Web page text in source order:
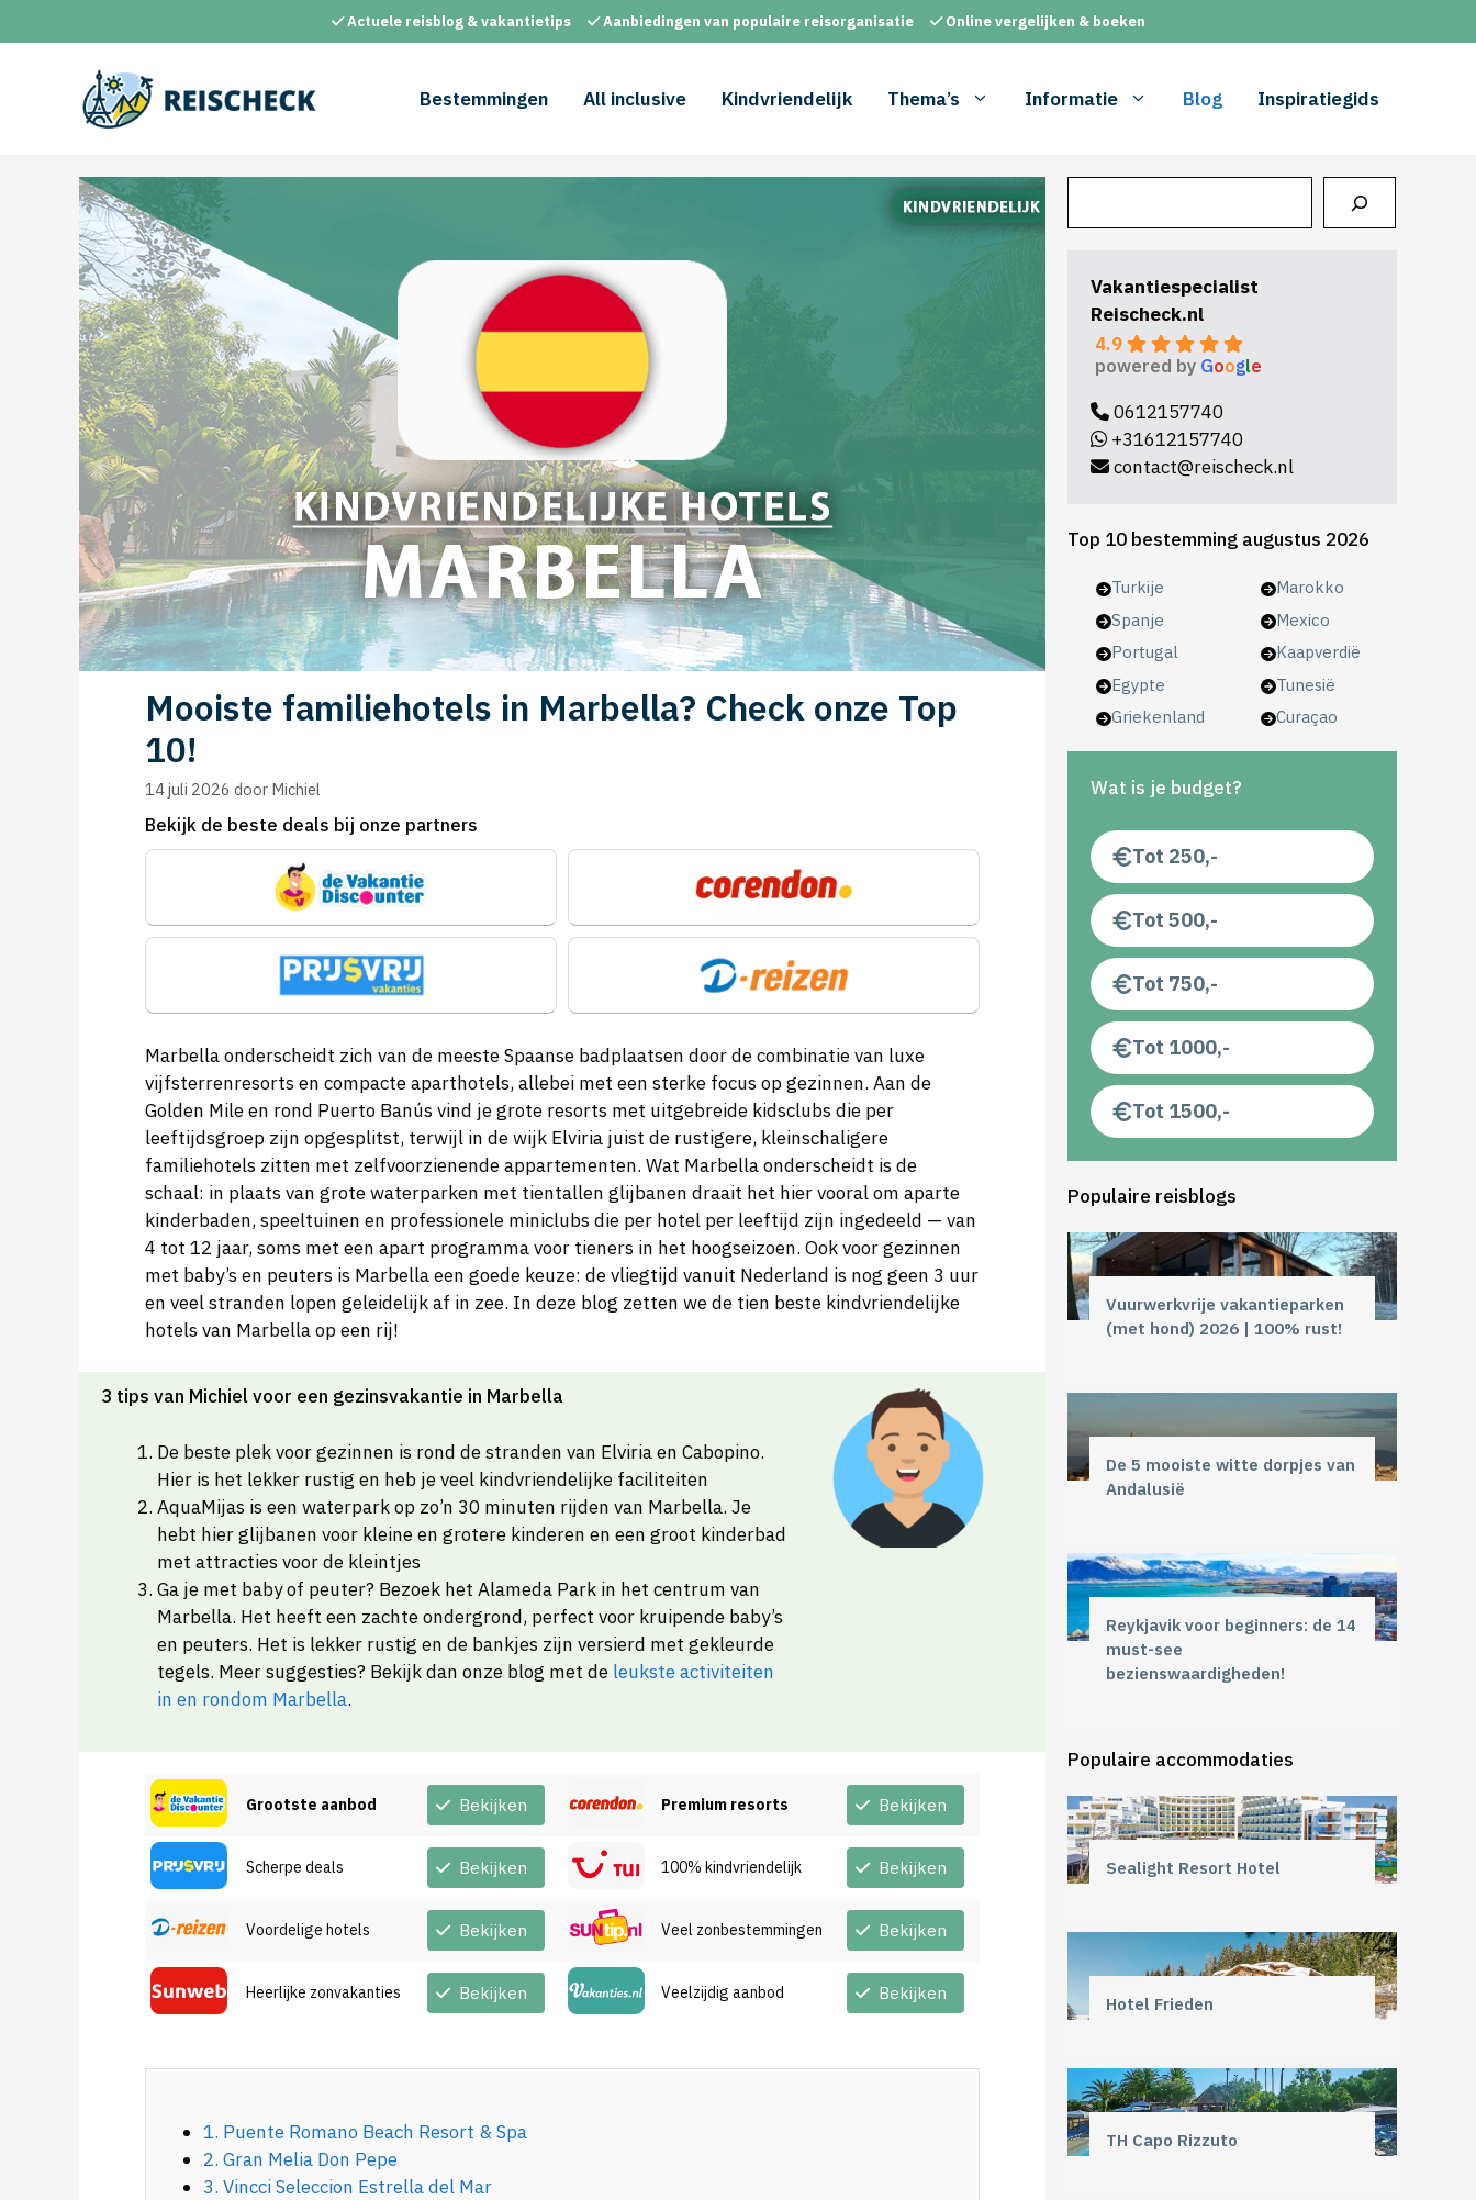
naar
Actuele reisblog & vakantietips Aanbiedingen van populaire reisorganisatie Online vergelijken & boeken
Bestemmingen All inclusive Kindvriendelijk Thema’s Informatie Blog Inspiratiegids
Mooiste familiehotels in Marbella? Check onze Top
10!
14 juli 2026 door Michiel
Bekijk de beste deals bij onze partners
Marbella onderscheidt zich van de meeste Spaanse badplaatsen door de combinatie van luxe
vijfsterrenresorts en compacte aparthotels, allebei met een sterke focus op gezinnen. Aan de
Golden Mile en rond Puerto Banús vind je grote resorts met uitgebreide kidsclubs die per
leeftijdsgroep zijn opgesplitst, terwijl in de wijk Elviria juist de rustigere, kleinschaligere
familiehotels zitten met zelfvoorzienende appartementen. Wat Marbella onderscheidt is de
schaal: in plaats van grote waterparken met tientallen glijbanen draait het hier vooral om aparte
kinderbaden, speeltuinen en professionele miniclubs die per hotel per leeftijd zijn ingedeeld — van
4 tot 12 jaar, soms met een apart programma voor tieners in het hoogseizoen. Ook voor gezinnen
met baby’s en peuters is Marbella een goede keuze: de vliegtijd vanuit Nederland is nog geen 3 uur
en veel stranden lopen geleidelijk af in zee. In deze blog zetten we de tien beste kindvriendelijke
hotels van Marbella op een rij!
3 tips van Michiel voor een gezinsvakantie in Marbella
De beste plek voor gezinnen is rond de stranden van Elviria en Cabopino.
Hier is het lekker rustig en heb je veel kindvriendelijke faciliteiten
AquaMijas is een waterpark op zo’n 30 minuten rijden van Marbella. Je
hebt hier glijbanen voor kleine en grotere kinderen en een groot kinderbad
met attracties voor de kleintjes
Ga je met baby of peuter? Bezoek het Alameda Park in het centrum van
Marbella. Het heeft een zachte ondergrond, perfect voor kruipende baby’s
en peuters. Het is lekker rustig en de bankjes zijn versierd met gekleurde
tegels. Meer suggesties? Bekijk dan onze blog met de leukste activiteiten
in en rondom Marbella.
Grootste aanbod Bekijken
Scherpe deals Bekijken
Voordelige hotels Bekijken
Heerlijke zonvakanties Bekijken
Premium resorts Bekijken
100% kindvriendelijk Bekijken
Veel zonbestemmingen Bekijken
Veelzijdig aanbod Bekijken
1. Puente Romano Beach Resort & Spa
2. Gran Melia Don Pepe
3. Vincci Seleccion Estrella del Mar
Vakantiespecialist
Reischeck.nl
4.9
powered by Google
0612157740
+31612157740
contact@reischeck.nl
Top 10 bestemming augustus 2026
Turkije
Spanje
Portugal
Egypte
Griekenland
Marokko
Mexico
Kaapverdië
Tunesië
Curaçao
Wat is je budget?
Tot 250,-
Tot 500,-
Tot 750,-
Tot 1000,-
Tot 1500,-
Populaire reisblogs
Vuurwerkvrije vakantieparken
(met hond) 2026 | 100% rust!
De 5 mooiste witte dorpjes van
Andalusië
Reykjavik voor beginners: de 14
must-see
bezienswaardigheden!
Populaire accommodaties
Sealight Resort Hotel
Hotel Frieden
TH Capo Rizzuto